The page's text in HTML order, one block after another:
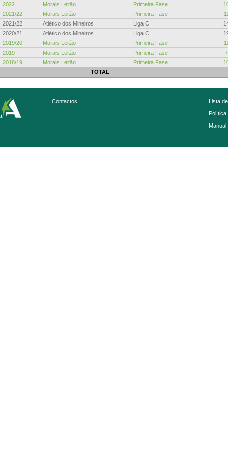
2022
Morais Leitão Primeira Fase
2021/22
Morais Leitão Primeira Fase
2021/22
Atlético dos Mineiros Liga C
2020/21
Atlético dos Mineiros Liga C
2019/20
Morais Leitão Primeira Fase
2019
Morais Leitão Primeira Fase
7
2018/19
Morais Leitão Primeira Fase
TOTAL
Contactos
Lista
Política